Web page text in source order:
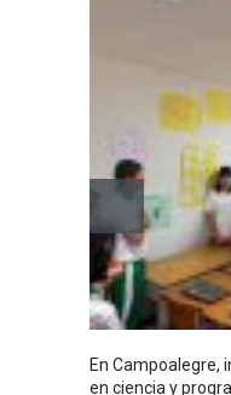
En Campoalegre,
en ciencia y